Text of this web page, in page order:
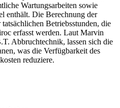
Wartungsarbeiten sowie
enthält. Die Berechnung der
Betriebsstunden, die
erfasst werden. Laut Marvin
Abbruchtechnik, lassen sich die
was die Verfügbarkeit des
reduziere.